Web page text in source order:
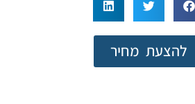
להצעת מחיר